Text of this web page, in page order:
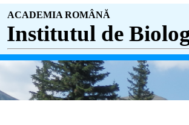
ACADEMIA ROMÂNĂ
Institutul de